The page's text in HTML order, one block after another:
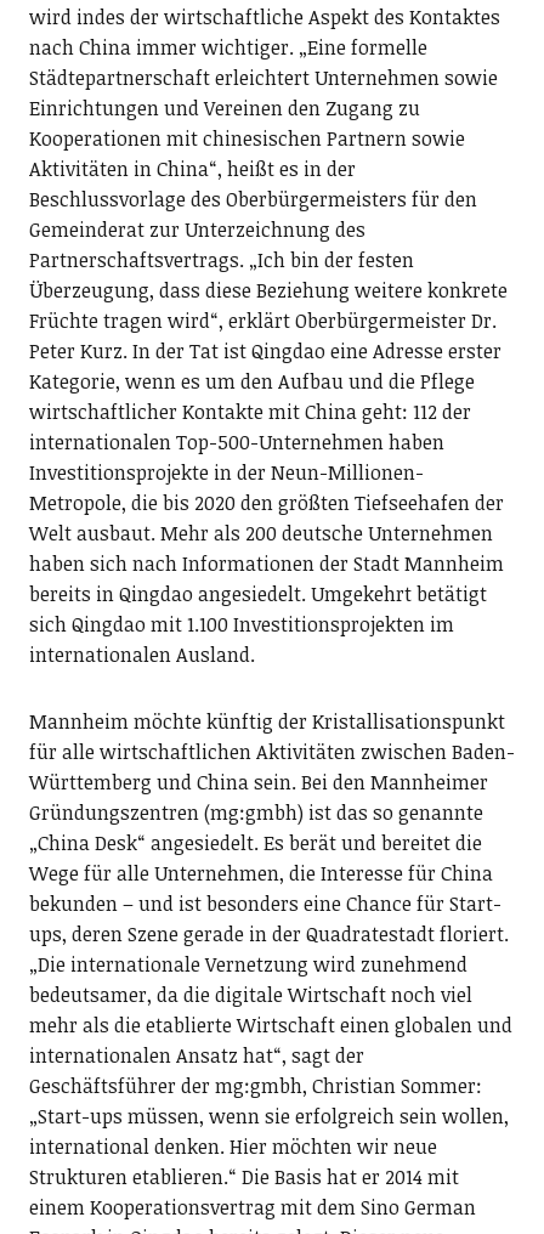
wird indes der wirtschaftliche Aspekt des Kontaktes
nach China immer wichtiger. „Eine formelle
Städtepartnerschaft erleichtert Unternehmen sowie
Einrichtungen und Vereinen den Zugang zu
Kooperationen mit chinesischen Partnern sowie
Aktivitäten in China“, heißt es in der
Beschlussvorlage des Oberbürgermeisters für den
Gemeinderat zur Unterzeichnung des
Partnerschaftsvertrags. „Ich bin der festen
Überzeugung, dass diese Beziehung weitere konkrete
Früchte tragen wird“, erklärt Oberbürgermeister Dr.
Peter Kurz. In der Tat ist Qingdao eine Adresse erster
Kategorie, wenn es um den Aufbau und die Pflege
wirtschaftlicher Kontakte mit China geht: 112 der
internationalen Top-500-Unternehmen haben
Investitionsprojekte in der Neun-Millionen-
Metropole, die bis 2020 den größten Tiefseehafen der
Welt ausbaut. Mehr als 200 deutsche Unternehmen
haben sich nach Informationen der Stadt Mannheim
bereits in Qingdao angesiedelt. Umgekehrt betätigt
sich Qingdao mit 1.100 Investitionsprojekten im
internationalen Ausland.
Mannheim möchte künftig der Kristallisationspunkt
für alle wirtschaftlichen Aktivitäten zwischen Baden-
Württemberg und China sein. Bei den Mannheimer
Gründungszentren (mg:gmbh) ist das so genannte
„China Desk“ angesiedelt. Es berät und bereitet die
Wege für alle Unternehmen, die Interesse für China
bekunden – und ist besonders eine Chance für Start-
ups, deren Szene gerade in der Quadratestadt floriert.
„Die internationale Vernetzung wird zunehmend
bedeutsamer, da die digitale Wirtschaft noch viel
mehr als die etablierte Wirtschaft einen globalen und
internationalen Ansatz hat“, sagt der
Geschäftsführer der mg:gmbh, Christian Sommer:
„Start-ups müssen, wenn sie erfolgreich sein wollen,
international denken. Hier möchten wir neue
Strukturen etablieren.“ Die Basis hat er 2014 mit
einem Kooperationsvertrag mit dem Sino German